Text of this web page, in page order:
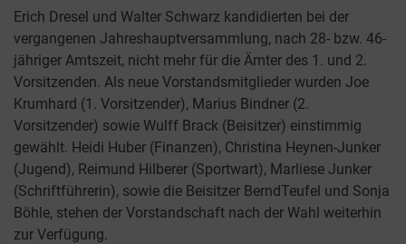
Erich Dresel und Walter Schwarz kandidierten bei der
vergangenen Jahreshauptversammlung, nach 28- bzw. 46-
jähriger Amtszeit, nicht mehr für die Ämter des 1. und 2.
Vorsitzenden. Als neue Vorstandsmitglieder wurden Joe
Krumhard (1. Vorsitzender), Marius Bindner (2.
Vorsitzender) sowie Wulff Brack (Beisitzer) einstimmig
gewählt. Heidi Huber (Finanzen), Christina Heynen-Junker
(Jugend), Reimund Hilberer (Sportwart), Marliese Junker
(Schriftführerin), sowie die Beisitzer BerndTeufel und Sonja
Böhle, stehen der Vorstandschaft nach der Wahl weiterhin
zur Verfügung.